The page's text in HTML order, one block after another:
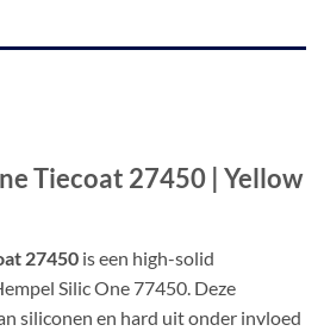
Tiecoat 27450 | Yellow
27450 is een high-solid
Silic One 77450. Deze
siliconen en hard uit onder invloed